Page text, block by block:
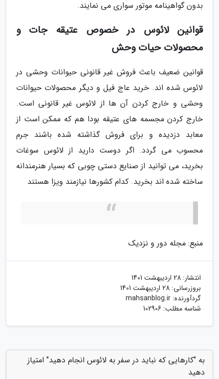
بدون گواهینامه موتور سواری می نمایند.
قوانین لائوس در خصوص عتیقه جات و
محصولات حیات وحش
قوانین ضعیف باعث فروش غیر قانونی حیوانات وحشی در
لائوس شده اند. خرید عاج فیل و دیگر محصولات حیوانات
وحشی و خارج کردن آن ها از لائوس غیر قانونی است.
خارج کردن مجسمه های عتیقه بودا هم که ممکن است از
معابد دزدیده و برای فروش گذاشته شده باشند جرم
محسوب می گردد. اگر دوست دارید از لائوس سوغات
بخرید، می توانید از صنایع دستی چوبی که بسیار هنرمندانه
ساخته شده اند بخرید. کدام کشورها نیازمند ویزا هستند
منبع: مجله دور و نزدیک
انتشار: 28 اردیبهشت 1401
بروزرسانی: 28 اردیبهشت 1401
گردآورنده: mahsanblog.ir
شناسه مطلب: 102906
به "کارهایی که نباید در سفر به لائوس انجام دهید" امتیاز
دهید